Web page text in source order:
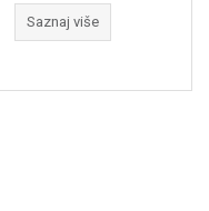
Saznaj više